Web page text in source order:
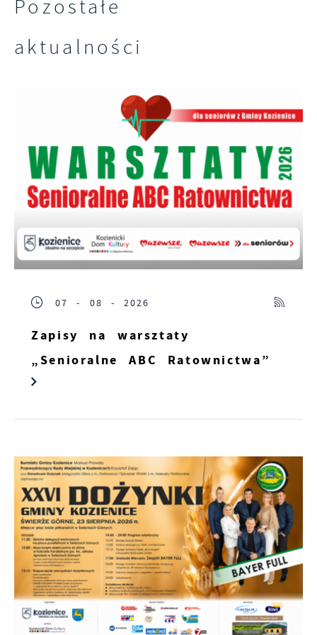
Pozostałe
aktualności
07 - 08 - 2026
Zapisy na warsztaty
„Senioralne ABC Ratownictwa”
lub firm będących naszymi partnerami oraz
innych dostawców usług. Firmy te działają w
treści w postaci wiadomości, ofert,
komunikatów mediów społecznościowych.